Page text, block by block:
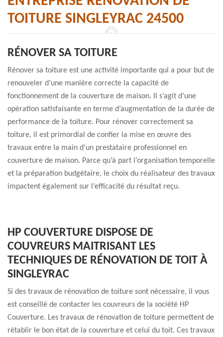
TOITURE SINGLEYRAC 24500
RÉNOVER SA TOITURE
Rénover sa toiture est une activité importante qui a pour but de
renouveler d’une manière correcte la capacité de
fonctionnement de la couverture de maison. Il s’agit d’une
opération satisfaisante en terme d’augmentation de la durée de
performance de la toiture. Pour rénover correctement sa
toiture, il est primordial de confier la mise en œuvre des
travaux entre la main d’un prestataire professionnel en
couverture de maison. Parce qu’à part l’organisation temporelle
et la préparation budgétaire, le choix du réalisateur des travaux
impactent également sur l’efficacité du résultat reçu.
HP COUVERTURE DISPOSE DE
COUVREURS MAITRISANT LES
TECHNIQUES DE RÉNOVATION DE TOIT À
SINGLEYRAC
Si des travaux de rénovation de toiture sont nécessaire, il vous
est conseillé de contacter les couvreurs de la société HP
Couverture. Les travaux de rénovation de toiture permettent de
rétablir le bon état de la couverture et celui du toit. Ces travaux